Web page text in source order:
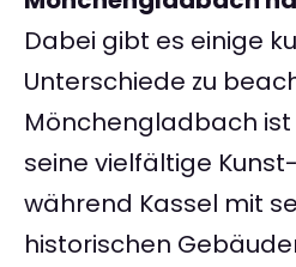
Dabei gibt es einige
Unterschiede zu
Mönchengladbach
seine vielfältige
während Kassel mit
historischen